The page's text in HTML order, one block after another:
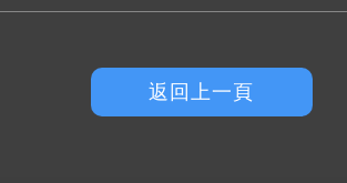
返回上一頁